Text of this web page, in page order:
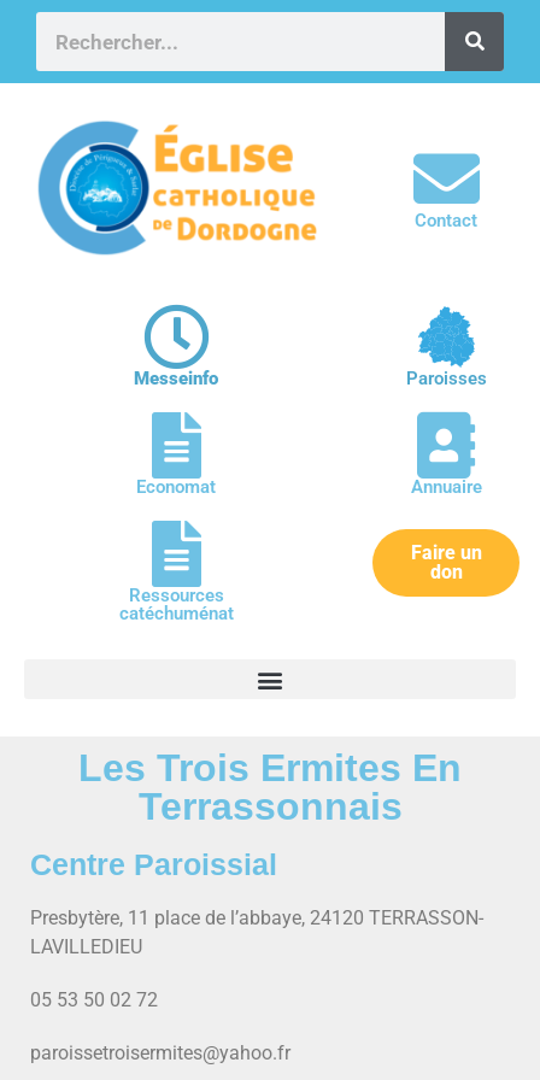
Contact
Messeinfo Paroisses
Economat Annuaire
Ressources
catéchuménat
Faire un
don
Les Trois Ermites En
Terrassonnais
Centre Paroissial
Presbytère, 11 place de l’abbaye, 24120 TERRASSON-
LAVILLEDIEU
05 53 50 02 72
paroissetroisermites@yahoo.fr